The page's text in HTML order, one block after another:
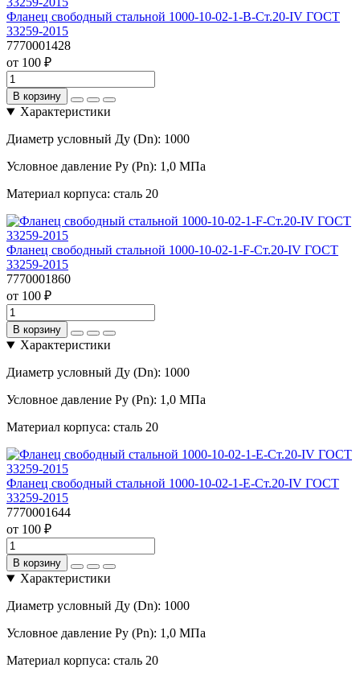
Фланец свободный стальной 1000-10-02-1-B-Ст.20-IV ГОСТ
33259-2015
7770001428
от 100 ₽
В корзину
Характеристики
Диаметр условный Ду (Dn): 1000
Условное давление Ру (Pn): 1,0 МПа
Материал корпуса: сталь 20
Фланец свободный стальной 1000-10-02-1-F-Ст.20-IV ГОСТ
33259-2015
7770001860
от 100 ₽
В корзину
Характеристики
Диаметр условный Ду (Dn): 1000
Условное давление Ру (Pn): 1,0 МПа
Материал корпуса: сталь 20
Фланец свободный стальной 1000-10-02-1-Е-Ст.20-IV ГОСТ
33259-2015
7770001644
от 100 ₽
В корзину
Характеристики
Диаметр условный Ду (Dn): 1000
Условное давление Ру (Pn): 1,0 МПа
Материал корпуса: сталь 20